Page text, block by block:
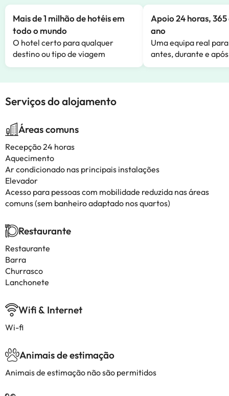
Mais de 1 milhão de hotéis em
todo o mundo
O hotel certo para qualquer
destino ou tipo de viagem
Apoio 24 horas,
ano
Uma equipa real
antes, durante e
Serviços do alojamento
Áreas comuns
Recepção 24 horas
Aquecimento
Ar condicionado nas principais instalações
Elevador
Acesso para pessoas com mobilidade reduzida nas áreas
comuns (sem banheiro adaptado nos quartos)
Restaurante
Restaurante
Barra
Churrasco
Lanchonete
Wifi & Internet
Wi-fi
Animais de estimação
Animais de estimação não são permitidos